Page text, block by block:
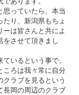
思っていたら、本当
り、新潟県もちょ
は皆さんと共によ
をさせて頂きまし
いるという事で、
ころは我々常に自分
ラブを見るという
長岡の周辺のクラブ